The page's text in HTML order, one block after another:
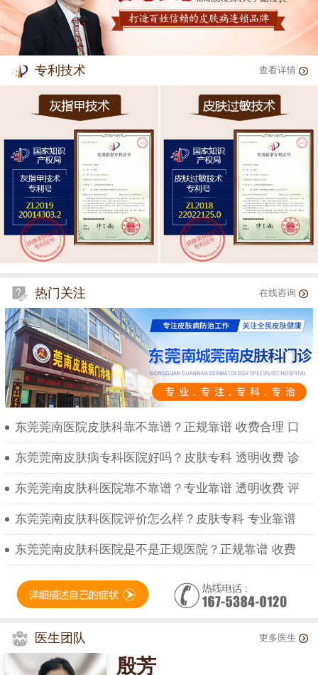
专利技术 查看详情
热门关注 在线咨询
东莞莞南医院皮肤科靠不靠谱？正规靠谱 收费合理 口
东莞莞南皮肤病专科医院好吗？皮肤专科 透明收费 诊
东莞莞南皮肤科医院靠不靠谱？专业靠谱 透明收费 评
东莞莞南皮肤科医院评价怎么样？皮肤专科 专业靠谱
东莞莞南皮肤科医院是不是正规医院？正规靠谱 收费
医生团队 更多医生
殷芳